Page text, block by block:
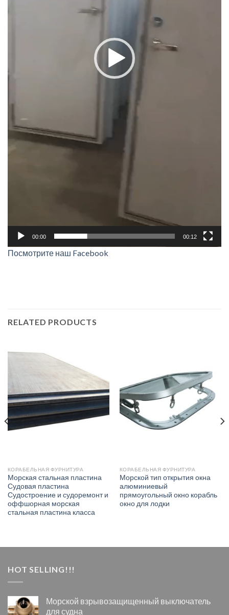
00:00 00:12
Посмотрите наш Facebook
RELATED PRODUCTS
КОРАБЕЛЬНАЯ ФУРНИТУРА
Морская стальная пластина
Судовая пластина
Судостроение и судоремонт и
оффшорная морская
стальная пластина класса
КОРАБЕЛЬНАЯ ФУРНИТУРА
Морской тип открытия окна
алюминиевый
прямоугольный окно корабль
окно для лодки
HOT SELLING!!!
Морской взрывозащищенный выключатель
для судна